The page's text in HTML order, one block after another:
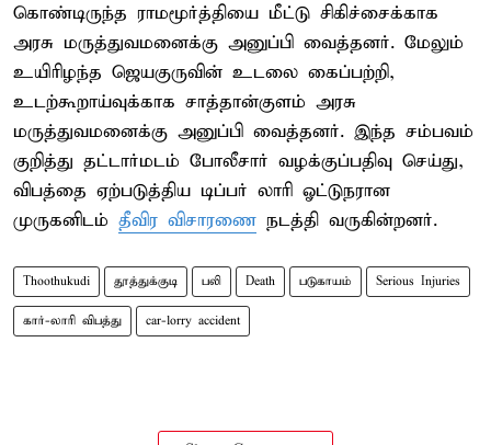
கொண்டிருந்த ராமமூர்த்தியை மீட்டு சிகிச்சைக்காக
அரசு மருத்துவமனைக்கு அனுப்பி வைத்தனர். மேலும்
உயிரிழந்த ஜெயகுருவின் உடலை கைப்பற்றி,
உடற்கூறாய்வுக்காக சாத்தான்குளம் அரசு
மருத்துவமனைக்கு அனுப்பி வைத்தனர். இந்த சம்பவம்
குறித்து தட்டார்மடம் போலீசார் வழக்குப்பதிவு செய்து,
விபத்தை ஏற்படுத்திய டிப்பர் லாரி ஓட்டுநரான
முருகனிடம் தீவிர விசாரணை நடத்தி வருகின்றனர்.
Thoothukudi தூத்துக்குடி பலி Death படுகாயம் Serious Injuries
கார்-லாரி விபத்து car-lorry accident